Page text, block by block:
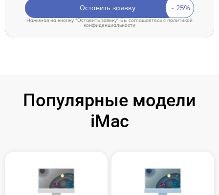
Оставить заявку
Нажимая на кнопку "Оставить заявку" Вы соглашаетесь cполитикой
конфиденциальности
Популярные модели
iMac